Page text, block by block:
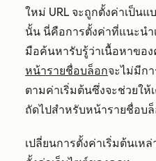
ใหม่ URL จะถูกตั้งค่าเป็น
นั้น นี่คือการตั้งค่าที่แนะนำ
มือค้นหารับรู้ว่าเนื้อหาขอ
หน้ารายชื่อบล็อกจะไม่มีก
ตามค่าเริ่มต้นซึ่งจะช่วยใ
ถัดไปสำหรับหน้ารายชื่อบล็
เปลี่ยนการตั้งค่าเริ่มต้นเห